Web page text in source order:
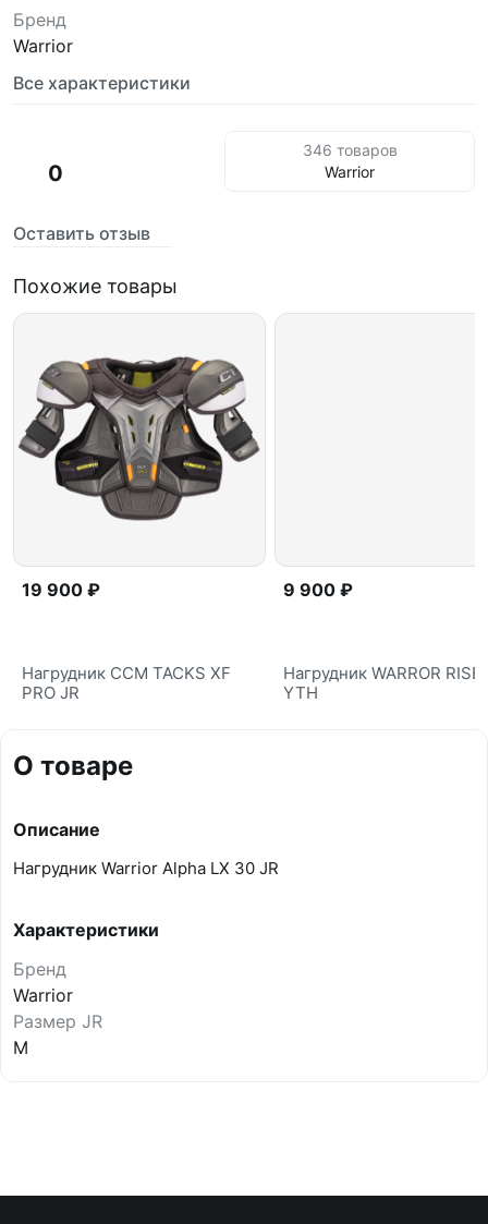
Бренд
Warrior
Все характеристики
0
Оставить отзыв
346 товаров
Warrior
Похожие товары
19 900 ₽
Нагрудник CCM TACKS XF
PRO JR
9 900 ₽
Нагрудник WARROR RISE
YTH
О товаре
Описание
Нагрудник Warrior Alpha LX 30 JR
Характеристики
Бренд
Warrior
Размер JR
M